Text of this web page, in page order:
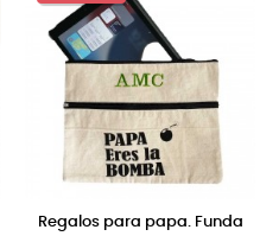
Regalos para papa. Funda